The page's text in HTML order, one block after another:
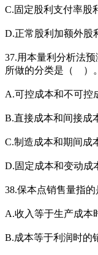
C.固定股利支付率股
D.正常股利加额外股
37.用本量利分析法
所做的分类是（ ）。
A.可控成本和不可控
B.直接成本和间接成
C.制造成本和期间成
D.固定成本和变动成
38.保本点销售量指
A.收入等于生产成本
B.成本等于利润时的